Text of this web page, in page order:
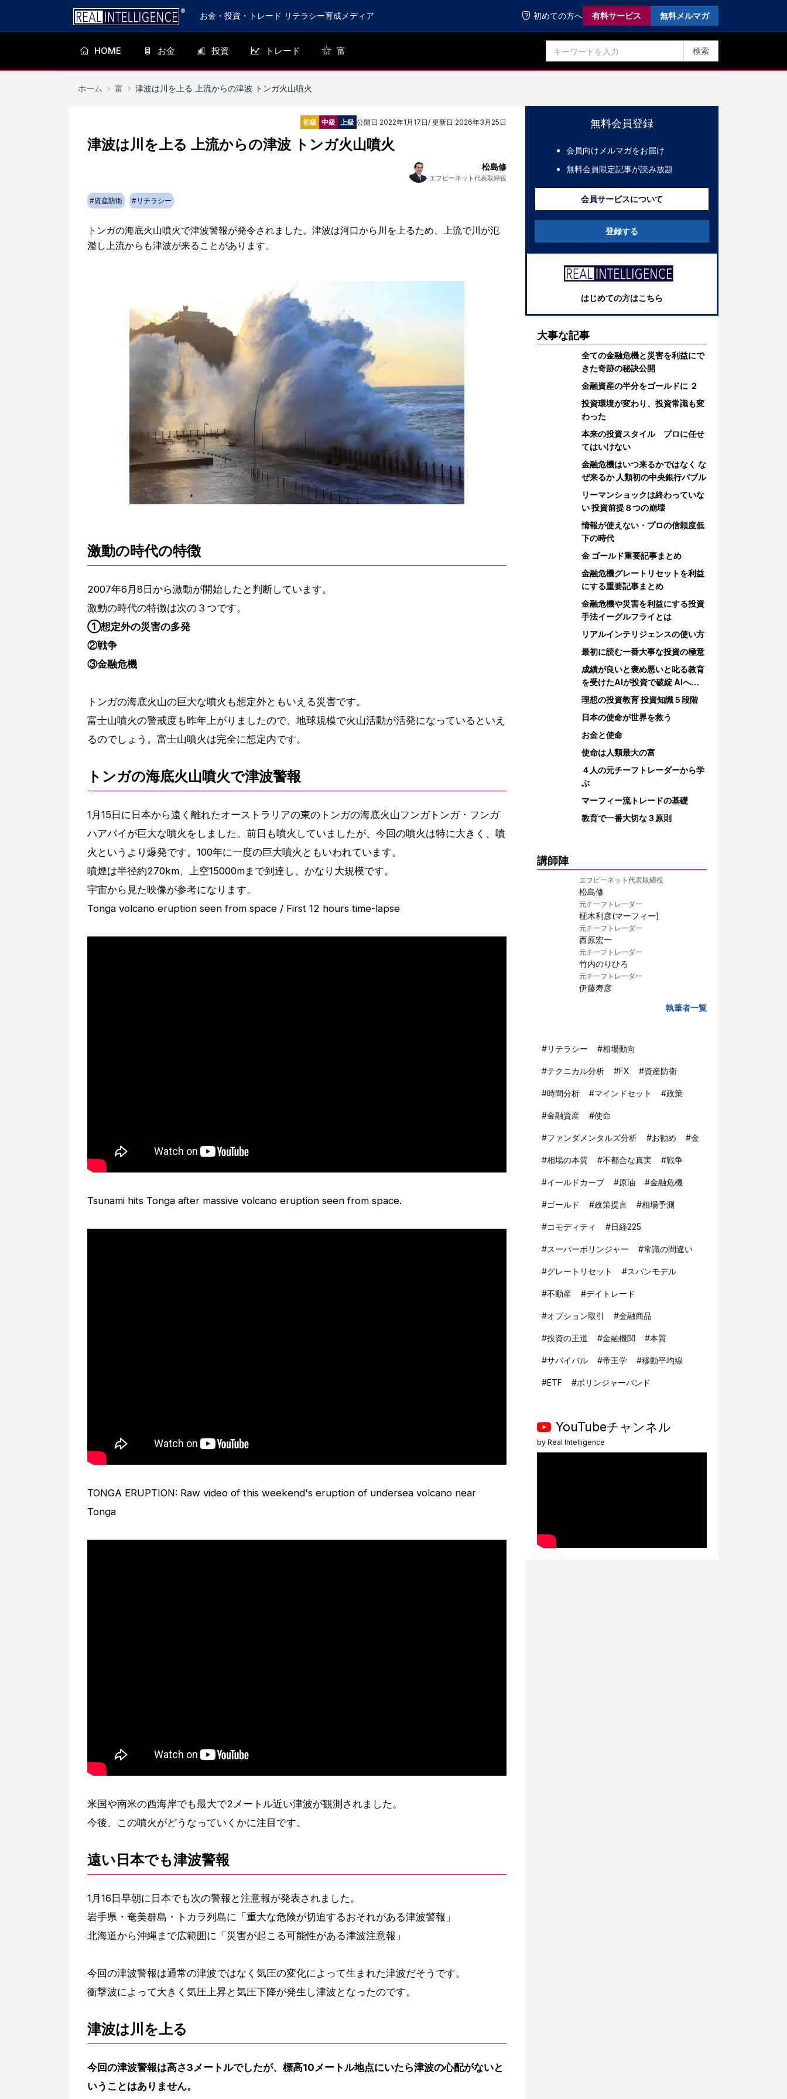
お金・投資・トレード リテラシー育成メディア 初めての方へ 有料サービス 無料メルマガ
HOME お金 投資 トレード 富 検索
ホーム › 富 › 津波は川を上る 上流からの津波 トンガ火山噴火
初級 中級 上級 公開日 2022年1月17日/ 更新日 2026年3月25日
津波は川を上る 上流からの津波 トンガ火山噴火
松島修
エフピーネット代表取締役
#資産防衛 #リテラシー
トンガの海底火山噴火で津波警報が発令されました。津波は河口から川を上るため、上流で川が氾
濫し上流からも津波が来ることがあります。
激動の時代の特徴
2007年6月8日から激動が開始したと判断しています。
激動の時代の特徴は次の３つです。
①想定外の災害の多発
②戦争
③金融危機
トンガの海底火山の巨大な噴火も想定外ともいえる災害です。
富士山噴火の警戒度も昨年上がりましたので、地球規模で火山活動が活発になっているといえ
るのでしょう。富士山噴火は完全に想定内です。
トンガの海底火山噴火で津波警報
1月15日に日本から遠く離れたオーストラリアの東のトンガの海底火山フンガトンガ・フンガ
ハアパイが巨大な噴火をしました。前日も噴火していましたが、今回の噴火は特に大きく、噴
火というより爆発です。100年に一度の巨大噴火ともいわれています。
噴煙は半径約270km、上空15000mまで到達し、かなり大規模です。
宇宙から見た映像が参考になります。
Tonga volcano eruption seen from space / First 12 hours time-lapse
Tsunami hits Tonga after massive volcano eruption seen from space.
TONGA ERUPTION: Raw video of this weekend's eruption of undersea volcano near
Tonga
米国や南米の西海岸でも最大で2メートル近い津波が観測されました。
今後、この噴火がどうなっていくかに注目です。
遠い日本でも津波警報
1月16日早朝に日本でも次の警報と注意報が発表されました。
岩手県・奄美群島・トカラ列島に「重大な危険が切迫するおそれがある津波警報」
北海道から沖縄まで広範囲に「災害が起こる可能性がある津波注意報」
今回の津波警報は通常の津波ではなく気圧の変化によって生まれた津波だそうです。
衝撃波によって大きく気圧上昇と気圧下降が発生し津波となったのです。
津波は川を上る
今回の津波警報は高さ3メートルでしたが、標高10メートル地点にいたら津波の心配がないと
いうことはありません。
無料会員登録
会員向けメルマガをお届け
無料会員限定記事が読み放題
会員サービスについて
登録する
はじめての方はこちら
大事な記事
全ての金融危機と災害を利益にで
きた奇跡の秘訣公開
金融資産の半分をゴールドに ２
投資環境が変わり、投資常識も変
わった
本来の投資スタイル プロに任せ
てはいけない
金融危機はいつ来るかではなく な
ぜ来るか 人類初の中央銀行バブル
リーマンショックは終わっていな
い 投資前提８つの崩壊
情報が使えない・プロの信頼度低
下の時代
金 ゴールド重要記事まとめ
金融危機グレートリセットを利益
にする重要記事まとめ
金融危機や災害を利益にする投資
手法イーグルフライとは
リアルインテリジェンスの使い方
最初に読む一番大事な投資の極意
成績が良いと褒め悪いと叱る教育
を受けたAIが投資で破綻 AIへの
教育
理想の投資教育 投資知識５段階
日本の使命が世界を救う
お金と使命
使命は人類最大の富
４人の元チーフトレーダーから学
ぶ
マーフィー流トレードの基礎
教育で一番大切な３原則
講師陣
エフピーネット代表取締役
松島修
元チーフトレーダー
柾木利彦(マーフィー)
元チーフトレーダー
西原宏一
元チーフトレーダー
竹内のりひろ
元チーフトレーダー
伊藤寿彦
執筆者一覧
#リテラシー #相場動向
#テクニカル分析 #FX #資産防衛
#時間分析 #マインドセット #政策
#金融資産 #使命
#ファンダメンタルズ分析 #お勧め #金
#相場の本質 #不都合な真実 #戦争
#イールドカーブ #原油 #金融危機
#ゴールド #政策提言 #相場予測
#コモディティ #日経225
#スーパーボリンジャー #常識の間違い
#グレートリセット #スパンモデル
#不動産 #デイトレード
#オプション取引 #金融商品
#投資の王道 #金融機関 #本質
#サバイバル #帝王学 #移動平均線
#ETF #ボリンジャーバンド
YouTubeチャンネル
by Real Intelligence